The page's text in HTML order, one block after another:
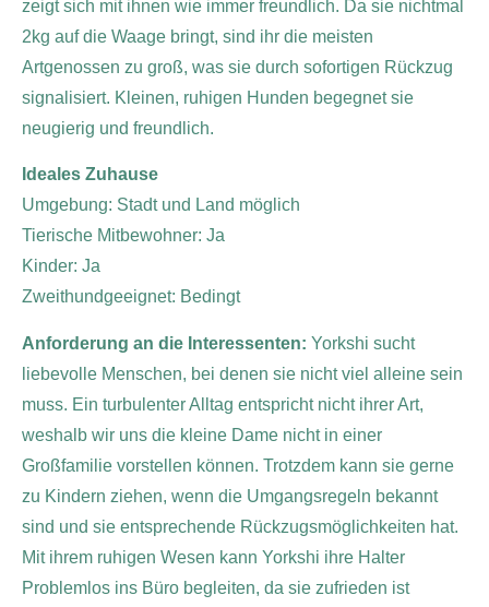
zeigt sich mit ihnen wie immer freundlich. Da sie nichtmal
2kg auf die Waage bringt, sind ihr die meisten
Artgenossen zu groß, was sie durch sofortigen Rückzug
signalisiert. Kleinen, ruhigen Hunden begegnet sie
neugierig und freundlich.
Ideales Zuhause
Umgebung: Stadt und Land möglich
Tierische Mitbewohner: Ja
Kinder: Ja
Zweithundgeeignet: Bedingt
Anforderung an die Interessenten: Yorkshi sucht
liebevolle Menschen, bei denen sie nicht viel alleine sein
muss. Ein turbulenter Alltag entspricht nicht ihrer Art,
weshalb wir uns die kleine Dame nicht in einer
Großfamilie vorstellen können. Trotzdem kann sie gerne
zu Kindern ziehen, wenn die Umgangsregeln bekannt
sind und sie entsprechende Rückzugsmöglichkeiten hat.
Mit ihrem ruhigen Wesen kann Yorkshi ihre Halter
Problemlos ins Büro begleiten, da sie zufrieden ist